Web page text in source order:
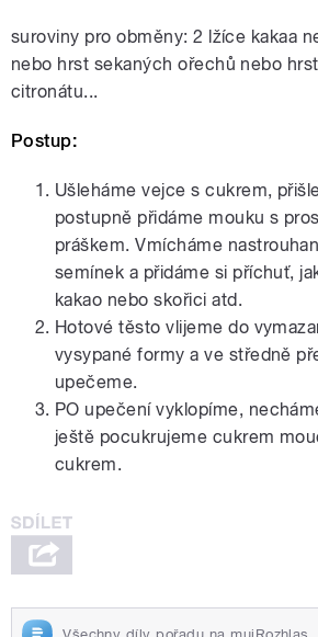
suroviny pro obměny: 2 lžíce kakaa
nebo hrst sekaných ořechů nebo
citronátu...
Postup:
Ušleháme vejce s cukrem,
postupně přidáme mouku s
práškem. Vmícháme
semínek a přidáme si příchuť,
kakao nebo skořici atd.
Hotové těsto vlijeme do
vysypané formy a ve středně
upečeme.
PO upečení vyklopíme,
ještě pocukrujeme cukrem
cukrem.